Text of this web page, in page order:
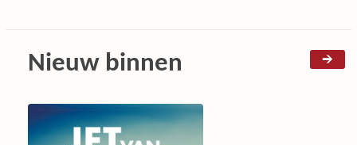
Nieuw binnen